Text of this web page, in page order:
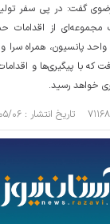
رضوی گفت: در پی سفر
از اقدامات
پانسیون، همراه سرا و
با پیگیری‌ها و اقدامات
خواهد رسید.